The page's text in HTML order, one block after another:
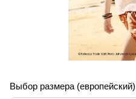
Выбор размера